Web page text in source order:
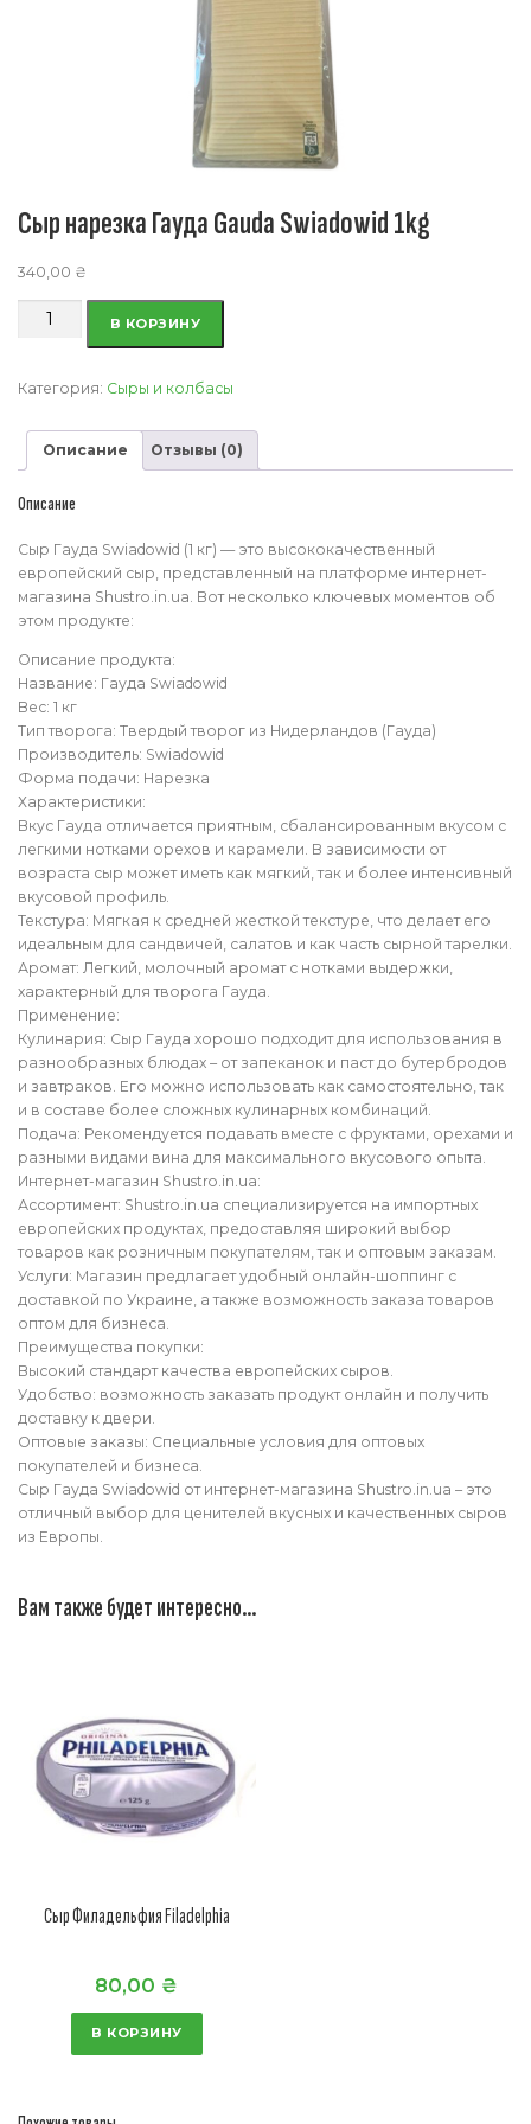
Сыр нарезка Гауда Gauda Swiadowid 1kg
340,00 ₴
Количество
нарезка
Gauda
Swiadowid
1kg
В КОРЗИНУ
Категория: Сыры и колбасы
Описание Отзывы (0)
Описание
Сыр Гауда Swiadowid (1 кг) — это высококачественный
европейский сыр, представленный на платформе интернет-
магазина Shustro.in.ua. Вот несколько ключевых моментов об
этом продукте:
Описание продукта:
Название: Гауда Swiadowid
Вес: 1 кг
Тип творога: Твердый творог из Нидерландов (Гауда)
Производитель: Swiadowid
Форма подачи: Нарезка
Характеристики:
Вкус Гауда отличается приятным, сбалансированным вкусом с
легкими нотками орехов и карамели. В зависимости от
возраста сыр может иметь как мягкий, так и более интенсивный
вкусовой профиль.
Текстура: Мягкая к средней жесткой текстуре, что делает его
идеальным для сандвичей, салатов и как часть сырной тарелки.
Аромат: Легкий, молочный аромат с нотками выдержки,
характерный для творога Гауда.
Применение:
Кулинария: Сыр Гауда хорошо подходит для использования в
разнообразных блюдах – от запеканок и паст до бутербродов
и завтраков. Его можно использовать как самостоятельно, так
и в составе более сложных кулинарных комбинаций.
Подача: Рекомендуется подавать вместе с фруктами, орехами и
разными видами вина для максимального вкусового опыта.
Интернет-магазин Shustro.in.ua:
Ассортимент: Shustro.in.ua специализируется на импортных
европейских продуктах, предоставляя широкий выбор
товаров как розничным покупателям, так и оптовым заказам.
Услуги: Магазин предлагает удобный онлайн-шоппинг с
доставкой по Украине, а также возможность заказа товаров
оптом для бизнеса.
Преимущества покупки:
Высокий стандарт качества европейских сыров.
Удобство: возможность заказать продукт онлайн и получить
доставку к двери.
Оптовые заказы: Специальные условия для оптовых
покупателей и бизнеса.
Сыр Гауда Swiadowid от интернет-магазина Shustro.in.ua – это
отличный выбор для ценителей вкусных и качественных сыров
из Европы.
Вам также будет интересно…
Сыр Филадельфия Filadelphia
80,00 ₴
В КОРЗИНУ